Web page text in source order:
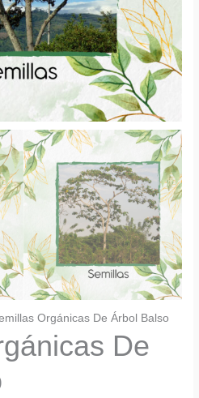
Orgánicas De Árbol Balso
De